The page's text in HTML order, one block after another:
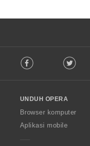
o
w
O
p
Facebook Twitter
UNDUH OPERA
Browser komputer
Aplikasi mobile